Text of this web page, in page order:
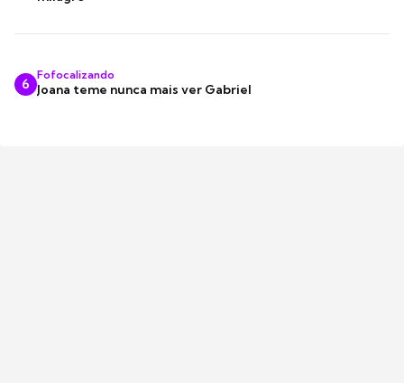
6
Fofocalizando
Joana teme nunca mais ver Gabriel